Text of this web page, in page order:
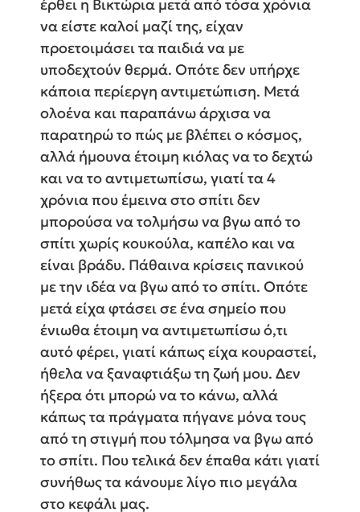
έρθει η Βικτώρια μετά από τόσα χρόνια
να είστε καλοί μαζί της, είχαν
προετοιμάσει τα παιδιά να με
υποδεχτούν θερμά. Οπότε δεν υπήρχε
κάποια περίεργη αντιμετώπιση. Μετά
ολοένα και παραπάνω άρχισα να
παρατηρώ το πώς με βλέπει ο κόσμος,
αλλά ήμουνα έτοιμη κιόλας να το δεχτώ
και να το αντιμετωπίσω, γιατί τα 4
χρόνια που έμεινα στο σπίτι δεν
μπορούσα να τολμήσω να βγω από το
σπίτι χωρίς κουκούλα, καπέλο και να
είναι βράδυ. Πάθαινα κρίσεις πανικού
με την ιδέα να βγω από το σπίτι. Οπότε
μετά είχα φτάσει σε ένα σημείο που
ένιωθα έτοιμη να αντιμετωπίσω ό,τι
αυτό φέρει, γιατί κάπως είχα κουραστεί,
ήθελα να ξαναφτιάξω τη ζωή μου. Δεν
ήξερα ότι μπορώ να το κάνω, αλλά
κάπως τα πράγματα πήγανε μόνα τους
από τη στιγμή που τόλμησα να βγω από
το σπίτι. Που τελικά δεν έπαθα κάτι γιατί
συνήθως τα κάνουμε λίγο πιο μεγάλα
στο κεφάλι μας.